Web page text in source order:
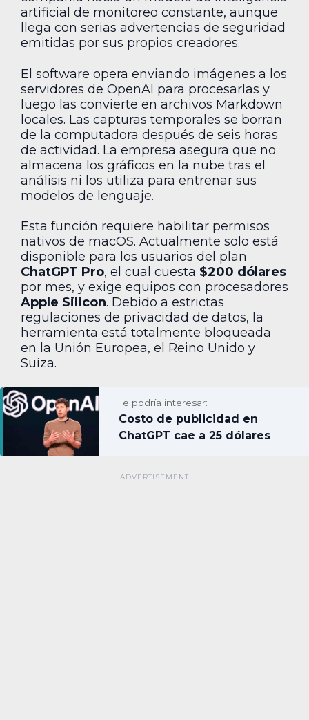
artificial de monitoreo constante, aunque
llega con serias advertencias de seguridad
emitidas por sus propios creadores.
El software opera enviando imágenes a los
servidores de OpenAI para procesarlas y
luego las convierte en archivos Markdown
locales. Las capturas temporales se borran
de la computadora después de seis horas
de actividad. La empresa asegura que no
almacena los gráficos en la nube tras el
análisis ni los utiliza para entrenar sus
modelos de lenguaje.
Esta función requiere habilitar permisos
nativos de macOS. Actualmente solo está
disponible para los usuarios del plan
ChatGPT Pro, el cual cuesta $200 dólares
por mes, y exige equipos con procesadores
Apple Silicon. Debido a estrictas
regulaciones de privacidad de datos, la
herramienta está totalmente bloqueada
en la Unión Europea, el Reino Unido y
Suiza.
Te podría interesar:
Costo de publicidad en
ChatGPT cae a 25 dólares